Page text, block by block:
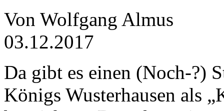
Von Wolfgang Almus
03.12.2017
Da gibt es einen (Noch-?)
Königs Wusterhausen als